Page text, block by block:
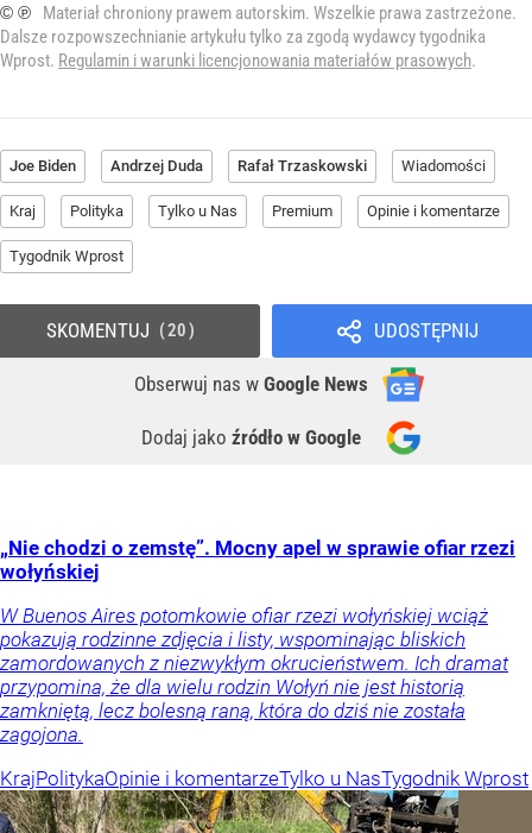
© ℗
Materiał chroniony prawem autorskim. Wszelkie prawa zastrzeżone.
Dalsze rozpowszechnianie artykułu tylko za zgodą wydawcy tygodnika
Wprost. Regulamin i warunki licencjonowania materiałów prasowych.
Joe Biden Andrzej Duda Rafał Trzaskowski Wiadomości
Kraj Polityka Tylko u Nas Premium Opinie i komentarze
Tygodnik Wprost
UDOSTĘPNIJ
Obserwuj nas w Google News
Dodaj jako źródło w Google
SKOMENTUJ 20
„Nie chodzi o zemstę”. Mocny apel w sprawie ofiar rzezi
wołyńskiej
W Buenos Aires potomkowie ofiar rzezi wołyńskiej wciąż
pokazują rodzinne zdjęcia i listy, wspominając bliskich
zamordowanych z niezwykłym okrucieństwem. Ich dramat
przypomina, że dla wielu rodzin Wołyń nie jest historią
zamkniętą, lecz bolesną raną, która do dziś nie została
zagojona.
KrajPolitykaOpinie i komentarzeTylko u NasTygodnik Wprost